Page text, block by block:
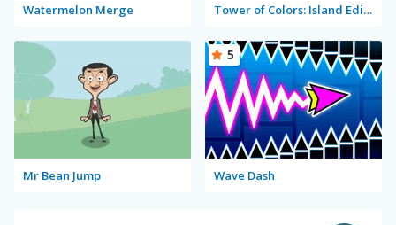
Watermelon Merge Tower of Colors: Island Edition
Mr Bean Jump Wave Dash
5